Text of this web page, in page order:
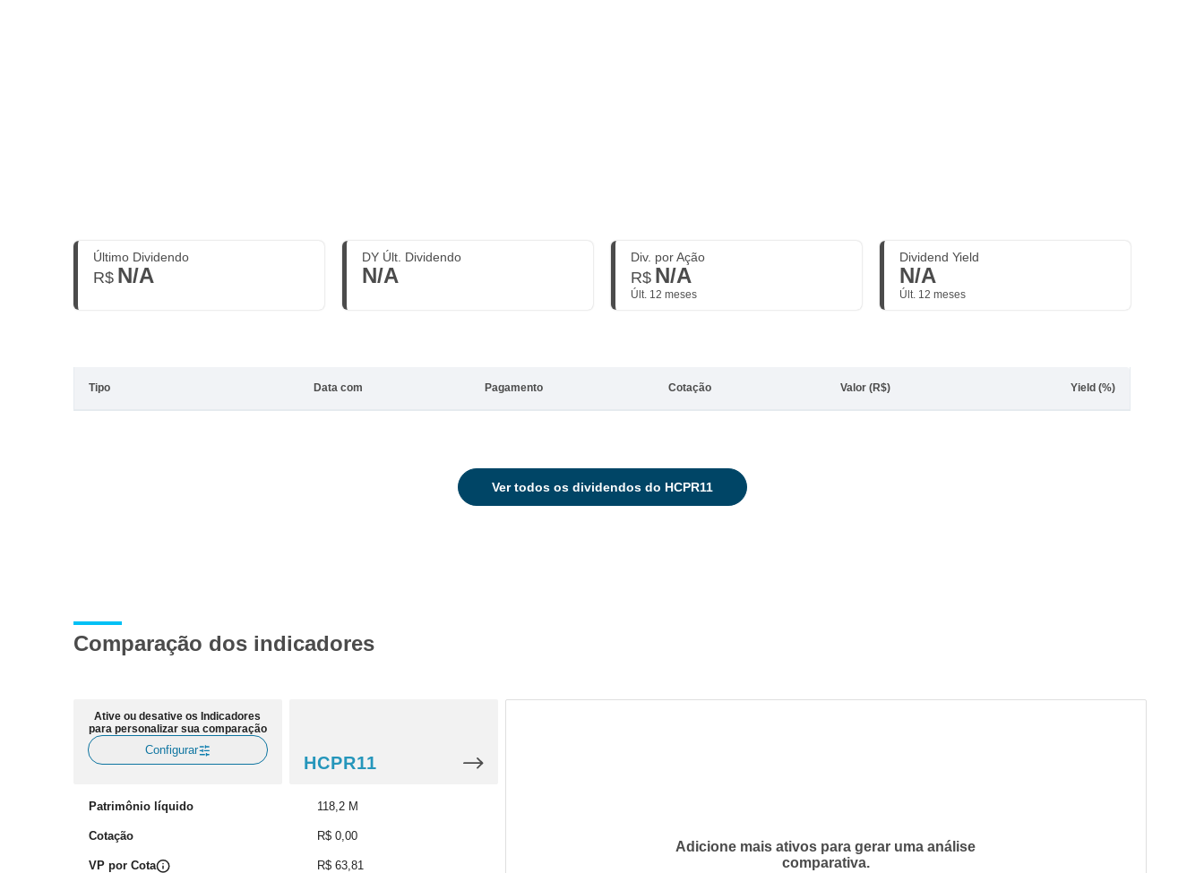
Último Dividendo
R$ N/A
DY Últ. Dividendo
N/A
Div. por Ação
R$ N/A
Últ. 12 meses
Dividend Yield
N/A
Últ. 12 meses
Tipo Data com Pagamento Cotação Valor (R$) Yield (%)
Vertodos os dividendos do HCPR11
Comparação dos indicadores
Ative ou desative os Indicadores
para personalizar sua comparação
Configurar
Patrimônio líquido
Cotação
VP por Cota
HCPR11
118,2 M
R$ 0,00
R$ 63,81
Adicione mais ativos para gerar uma análise
comparativa.